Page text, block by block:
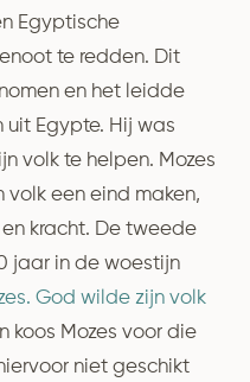
Egyptische
te redden. Dit
en het leidde
Egypte. Hij was
volk te helpen. Mozes
een eind maken,
kracht. De tweede
jaar in de woestijn
God wilde zijn volk
koos Mozes voor die
niet geschikt